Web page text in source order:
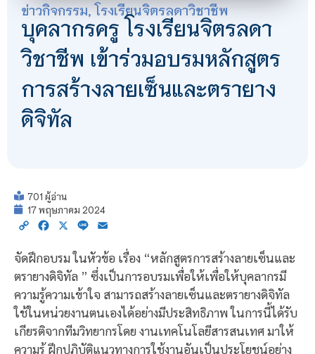
ข่าวกิจกรรม,โรงเรียนจิตรลดาวิชาชีพ
บุคลากรครู โรงเรียนจิตรลดา
วิชาชีพ เข้าร่วมอบรมหลักสูตร
การสร้างลายเซ็นและตรายาง
ดิจิทัล
701 ผู้อ่าน
17 พฤษภาคม 2024
Copy Facebook
X Line
จัดฝึกอบรม ในหัวข้อ เรื่อง “หลักสูตรการสร้างลายเซ็นและ
ตรายางดิจิทัล ” ซึ่งเป็นการอบรมเพื่อให้เพื่อให้บุคลากรมี
ความรู้ความเข้าใจ สามารถสร้างลายเซ็นและตรายางดิจิทัล
ใช้ในหน่วยงานตนเองได้อย่างมีประสิทธิภาพ ในการนี้ได้รับ
เกียรติจากทีมวิทยากรโดย งานเทคโนโลยีสารสนเทศ มาให้
ความรู้ ฝึกปฏิบัติแนวทางการใช้งานอันเป็นประโยชน์อย่าง